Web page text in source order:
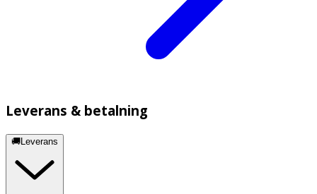
Leverans & betalning
🚚Leverans